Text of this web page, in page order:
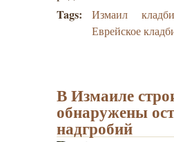
Tags: Измаил
Еврейское
В Измаиле
обнаружены
надгробий